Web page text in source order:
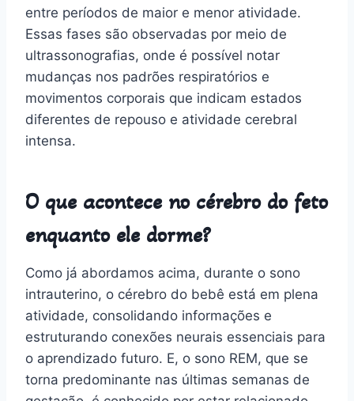
entre períodos de maior e menor atividade.
Essas fases são observadas por meio de
ultrassonografias, onde é possível notar
mudanças nos padrões respiratórios e
movimentos corporais que indicam estados
diferentes de repouso e atividade cerebral
intensa.
O que acontece no cérebro do feto
enquanto ele dorme?
Como já abordamos acima, durante o sono
intrauterino, o cérebro do bebê está em plena
atividade, consolidando informações e
estruturando conexões neurais essenciais para
o aprendizado futuro. E, o sono REM, que se
torna predominante nas últimas semanas de